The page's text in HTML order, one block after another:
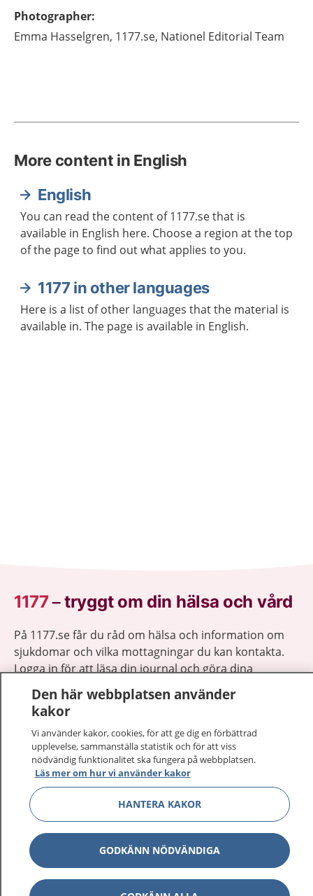
Photographer:
Emma Hasselgren, 1177.se, Nationel Editorial Team
More content in English
English
You can read the content of 1177.se that is
available in English here. Choose a region at the top
of the page to find out what applies to you.
1177 in other languages
Here is a list of other languages that the material is
available in. The page is available in English.
1177–tryggt om din hälsa och vård
På 1177.se får du råd om hälsa och information om
sjukdomar och vilka mottagningar du kan kontakta.
Logga in för att läsa din journal och göra dina
vårdärenden. Ring telefonnummer 1177 för
sjukvårdsrådgivning dygnet runt.
1177 ger dig råd när du vill må bättre.
1177 på flera språk Show
Om 1177 Show
Kontakt Show
Den här webbplatsen använder
kakor
Vi använder kakor, cookies, för att ge dig en förbättrad
upplevelse, sammanställa statistik och för att viss
nödvändig funktionalitet ska fungera på webbplatsen.
Läs mer om hur vi använder kakor
HANTERA KAKOR
GODKÄNN NÖDVÄNDIGA